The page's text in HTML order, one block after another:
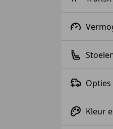
Opties
Kleur